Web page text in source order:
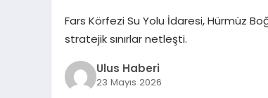
Fars Körfezi Su Yolu İdaresi, Hürmüz
stratejik sınırlar netleşti.
Ulus Haberi
23 Mayıs 2026